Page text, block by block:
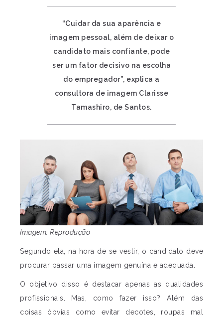
“Cuidar da sua aparência e
imagem pessoal, além de deixar o
candidato mais confiante, pode
ser um fator decisivo na escolha
do empregador”, explica a
consultora de imagem Clarisse
Tamashiro, de Santos.
Imagem: Reprodução
Segundo ela, na hora de se vestir, o candidato deve
procurar passar uma imagem genuína e adequada.
O objetivo disso é destacar apenas as qualidades
profissionais. Mas, como fazer isso? Além das
coisas óbvias como evitar decotes, roupas mal